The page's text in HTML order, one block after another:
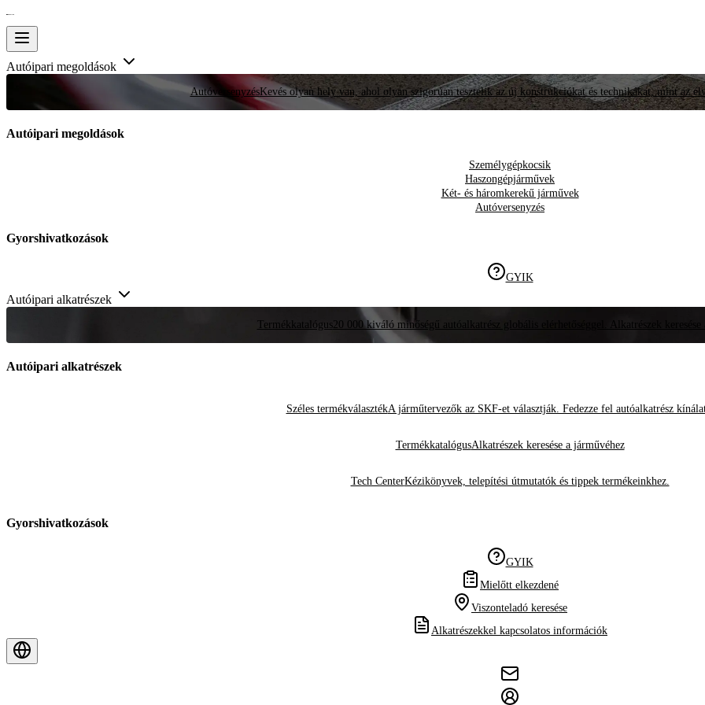
Autóipari megoldások
AutóversenyzésKevés olyan hely van, ahol olyan szigorúan tesztelik az új konstrukciókat és technikákat, mint az
Autóipari megoldások
Személygépkocsik
Haszongépjárművek
Két- és háromkerekű járművek
Autóversenyzés
Gyorshivatkozások
GYIK
Autóipari alkatrészek
Termékkatalógus20 000 kiváló minőségű autóalkatrész globális elérhetőséggel. Alkatrészek keresése
Autóipari alkatrészek
Széles termékválasztékA járműtervezők az SKF-et választják. Fedezze fel autóalkatrész
TermékkatalógusAlkatrészek keresése a járművéhez
Tech CenterKézikönyvek, telepítési útmutatók és tippek termékeinkhez.
Gyorshivatkozások
GYIK
Mielőtt elkezdené
Viszonteladó keresése
Alkatrészekkel kapcsolatos információk